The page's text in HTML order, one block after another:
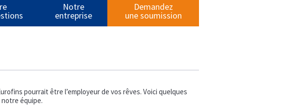
Notre
entreprise
Demandez
une soumission
pourrait être l’employeur de vos rêves. Voici quelques
équipe.